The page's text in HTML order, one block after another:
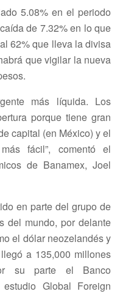
5.08% en el periodo
de 7.32% en lo que
62% que lleva la divisa
que vigilar la nueva
más líquida. Los
porque tiene gran
capital (en México) y el
fácil”, comentó el
de Banamex, Joel
en parte del grupo de
del mundo, por delante
el dólar neozelandés y
a 135,000 millones
su parte el Banco
Global Foreign